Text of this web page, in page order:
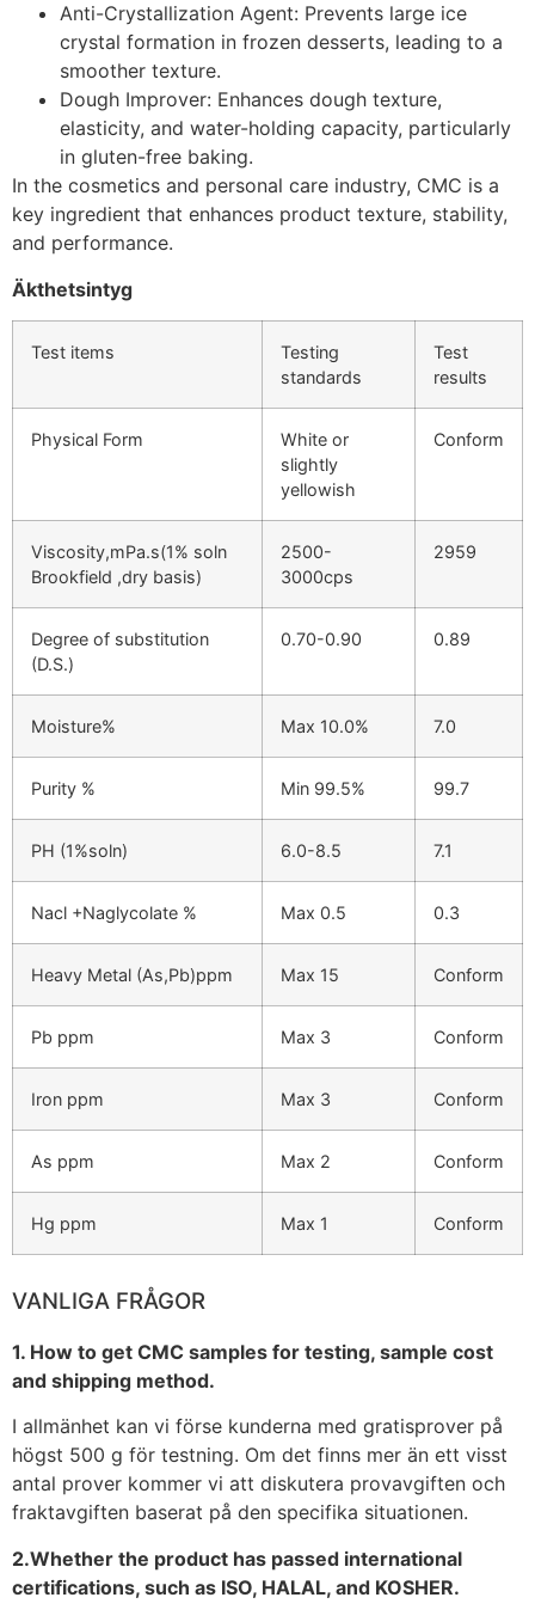
Anti-Crystallization Agent: Prevents large ice
crystal formation in frozen desserts, leading to a
smoother texture.
Dough Improver: Enhances dough texture,
elasticity, and water-holding capacity, particularly
in gluten-free baking.
In the cosmetics and personal care industry, CMC is a
key ingredient that enhances product texture, stability,
and performance.
Äkthetsintyg
Test items
Testing
standards
Test
results
Physical Form
White or
slightly
yellowish
Conform
Viscosity,mPa.s(1% soln
Brookfield ,dry basis)
2500-
3000cps
2959
Degree of substitution
(D.S.)
0.70-0.90 0.89
Moisture% Max 10.0% 7.0
Purity % Min 99.5% 99.7
PH (1%soln) 6.0-8.5 7.1
Nacl +Naglycolate % Max 0.5 0.3
Heavy Metal (As,Pb)ppm Max 15 Conform
Pb ppm Max 3 Conform
Iron ppm Max 3 Conform
As ppm Max 2 Conform
Hg ppm Max 1 Conform
VANLIGA FRÅGOR
1. How to get CMC samples for testing, sample cost
and shipping method.
I allmänhet kan vi förse kunderna med gratisprover på
högst 500 g för testning. Om det finns mer än ett visst
antal prover kommer vi att diskutera provavgiften och
fraktavgiften baserat på den specifika situationen.
2.Whether the product has passed international
certifications, such as ISO, HALAL, and KOSHER.